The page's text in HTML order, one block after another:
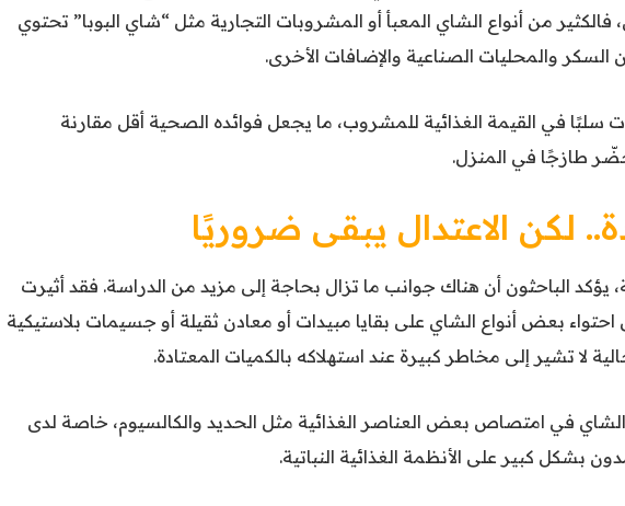
فالكثير من أنواع الشاي المعبأ أو المشروبات التجارية مثل “شاي البوبا” تحتوي
والمحليات الصناعية والإضافات الأخرى.
سلبًا في القيمة الغذائية للمشروب، ما يجعل فوائده الصحية أقل مقارنة
طازجًا في المنزل.
لكن الاعتدال يبقى ضروريًا
يؤكد الباحثون أن هناك جوانب ما تزال بحاجة إلى مزيد من الدراسة. فقد أثيرت
بعض أنواع الشاي على بقايا مبيدات أو معادن ثقيلة أو جسيمات بلاستيكية
لا تشير إلى مخاطر كبيرة عند استهلاكه بالكميات المعتادة.
الشاي في امتصاص بعض العناصر الغذائية مثل الحديد والكالسيوم، خاصة لدى
بشكل كبير على الأنظمة الغذائية النباتية.